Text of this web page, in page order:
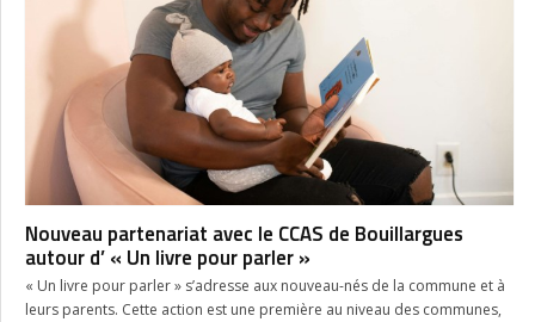
Nouveau partenariat avec le CCAS de Bouillargues
autour d’ « Un livre pour parler »
« Un livre pour parler » s’adresse aux nouveau-nés de la commune et à
leurs parents. Cette action est une première au niveau des communes,